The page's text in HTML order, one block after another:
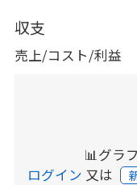
収支
売上/コスト/利益
📊グラ
ログイン 又は